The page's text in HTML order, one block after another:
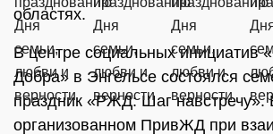
областях.
В центре социальных инициатив
Добра» в Энгельсе состоялся
праздник «РЖД: Шаг навстречу».
организованном ПривЖД при